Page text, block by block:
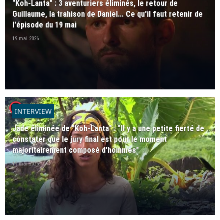
"Koh-Lanta" : 3 aventuriers éliminés, le retour de
Guillaume, la trahison de Daniel... Ce qu'il faut retenir de
l'épisode du 19 mai
19 mai 2026
player2INTERVIEW
Jade éliminée de "Koh-Lanta" : "Il y a une petite fierté de
constater que le jury final est pour le moment
majoritairement composé d'hommes"
19 mai 2026